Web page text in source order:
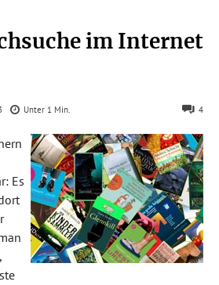
im Internet
Unter 1 Min. 4
Es